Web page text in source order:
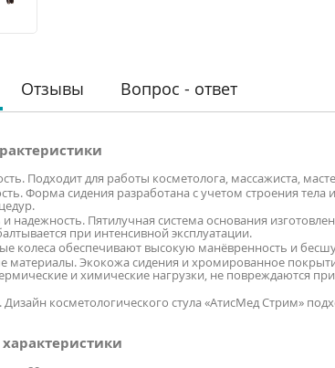
Подходит для работы косметолога, массажиста,
Форма сидения разработана с учетом строения тела
надежность. Пятилучная система основания
при интенсивной эксплуатации.
колеса обеспечивают высокую манёвренность и
материалы. Экокожа сидения и хромированное
и химические нагрузки, не повреждаются
Дизайн косметологического стула «АтисМед Стрим»
Отзывы Вопрос - ответ